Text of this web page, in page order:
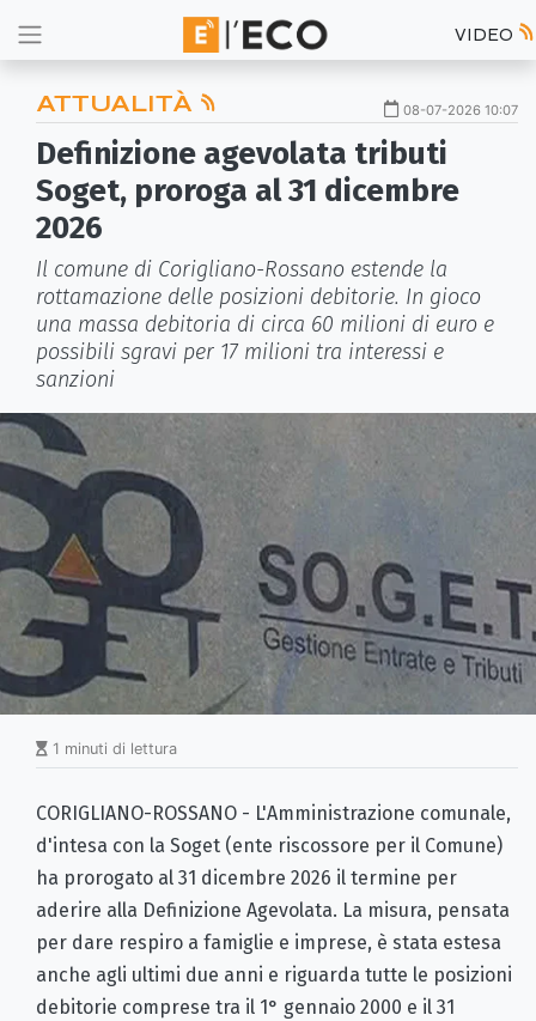
VIDEO
ATTUALITÀ 08-07-2026 10:07
Definizione agevolata tributi
Soget, proroga al 31 dicembre
2026
Il comune di Corigliano-Rossano estende la
rottamazione delle posizioni debitorie. In gioco
una massa debitoria di circa 60 milioni di euro e
possibili sgravi per 17 milioni tra interessi e
sanzioni
1 minuti di lettura
CORIGLIANO-ROSSANO - L'Amministrazione comunale,
d'intesa con la Soget (ente riscossore per il Comune)
ha prorogato al 31 dicembre 2026 il termine per
aderire alla Definizione Agevolata. La misura, pensata
per dare respiro a famiglie e imprese, è stata estesa
anche agli ultimi due anni e riguarda tutte le posizioni
debitorie comprese tra il 1° gennaio 2000 e il 31